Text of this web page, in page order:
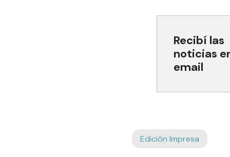
Recibí las
noticias
email
Edición Impresa